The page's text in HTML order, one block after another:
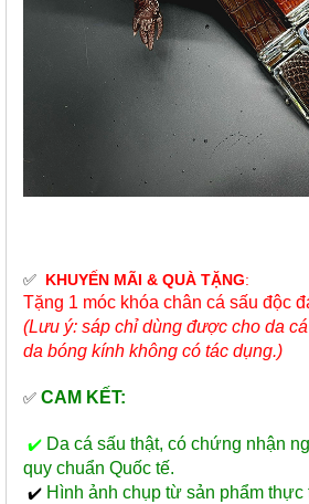
✅ KHUYẾN MÃI & QUÀ TẶNG:
Tặng 1 móc khóa chân cá sấu độc
(Lưu ý: sáp chỉ dùng được cho da
da bóng kính không có tác dụng.)
✅ CAM KẾT:
✔️ Da cá sấu thật, có chứng nhận
quy chuẩn Quốc tế.
✔️ Hình ảnh chụp từ sản phẩm